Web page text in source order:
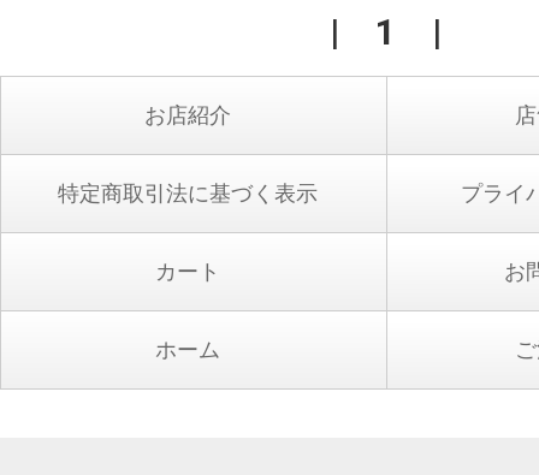
| 1 |
お店紹介
特定商取引法に基づく表示 プライ
カート お
ホーム